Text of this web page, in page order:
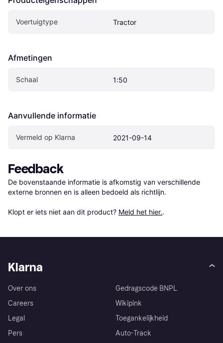
Voertuigtype Tractor
Afmetingen
Schaal 1:50
Aanvullende informatie
Vermeld op Klarna 2021-09-14
Feedback
De bovenstaande informatie is afkomstig van verschillende
externe bronnen en is alleen bedoeld als richtlijn.
Klopt er iets niet aan dit product? Meld het hier..
Klarna
Over ons
Careers
Legal
Pers
Gedragscode BNPL
Wikipink
Toegankelijkheid
Auto-Track